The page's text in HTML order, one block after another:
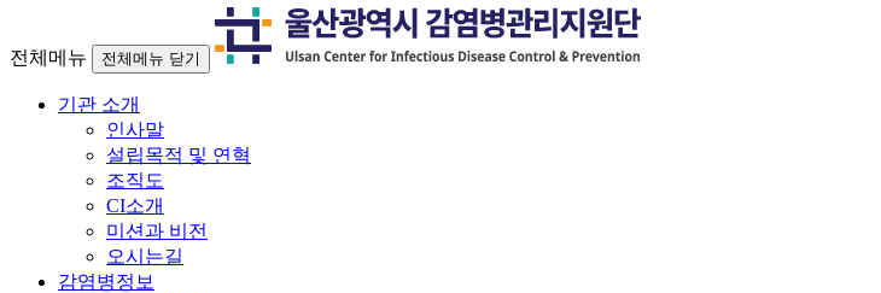
전체메뉴 전체메뉴 닫기
기관 소개
인사말
설립목적 및 연혁
조직도
CI소개
미션과 비전
오시는길
감염병정보